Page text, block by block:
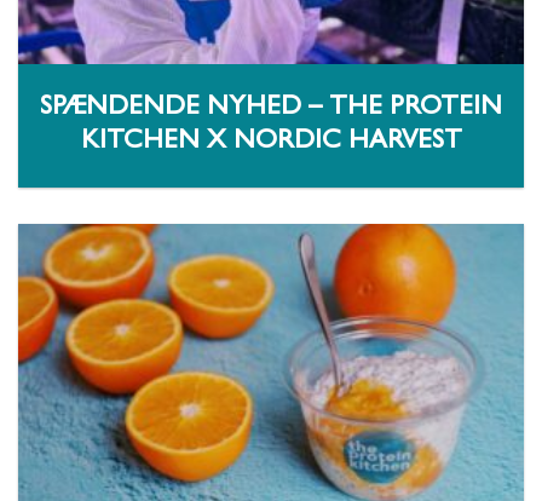
SPÆNDENDE NYHED – THE PROTEIN
KITCHEN X NORDIC HARVEST